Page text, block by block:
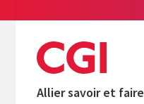
Allier savoir et faire